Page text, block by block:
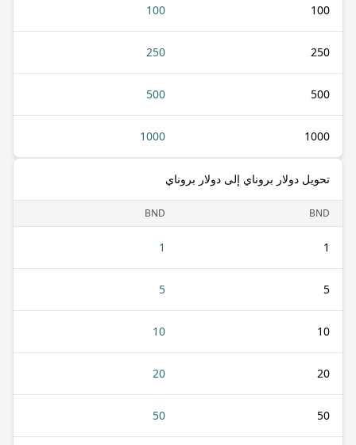
100
100
250
250
500
500
1000
1000
تحويل دولار بروناي إلى دولار بروناي
BND
BND
1
1
5
5
10
10
20
20
50
50